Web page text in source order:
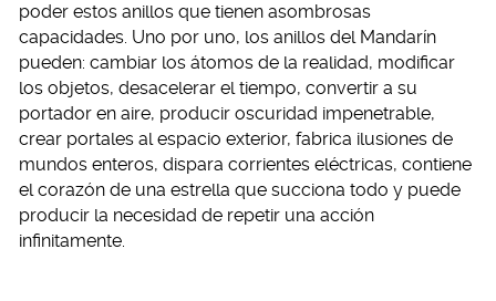
poder estos anillos que tienen asombrosas
capacidades. Uno por uno, los anillos del Mandarín
pueden: cambiar los átomos de la realidad, modificar
los objetos, desacelerar el tiempo, convertir a su
portador en aire, producir oscuridad impenetrable,
crear portales al espacio exterior, fabrica ilusiones de
mundos enteros, dispara corrientes eléctricas, contiene
el corazón de una estrella que succiona todo y puede
producir la necesidad de repetir una acción
infinitamente.